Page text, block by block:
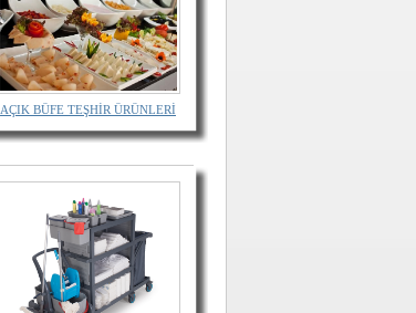
AÇIK BÜFE TEŞHİR ÜRÜNLERİ